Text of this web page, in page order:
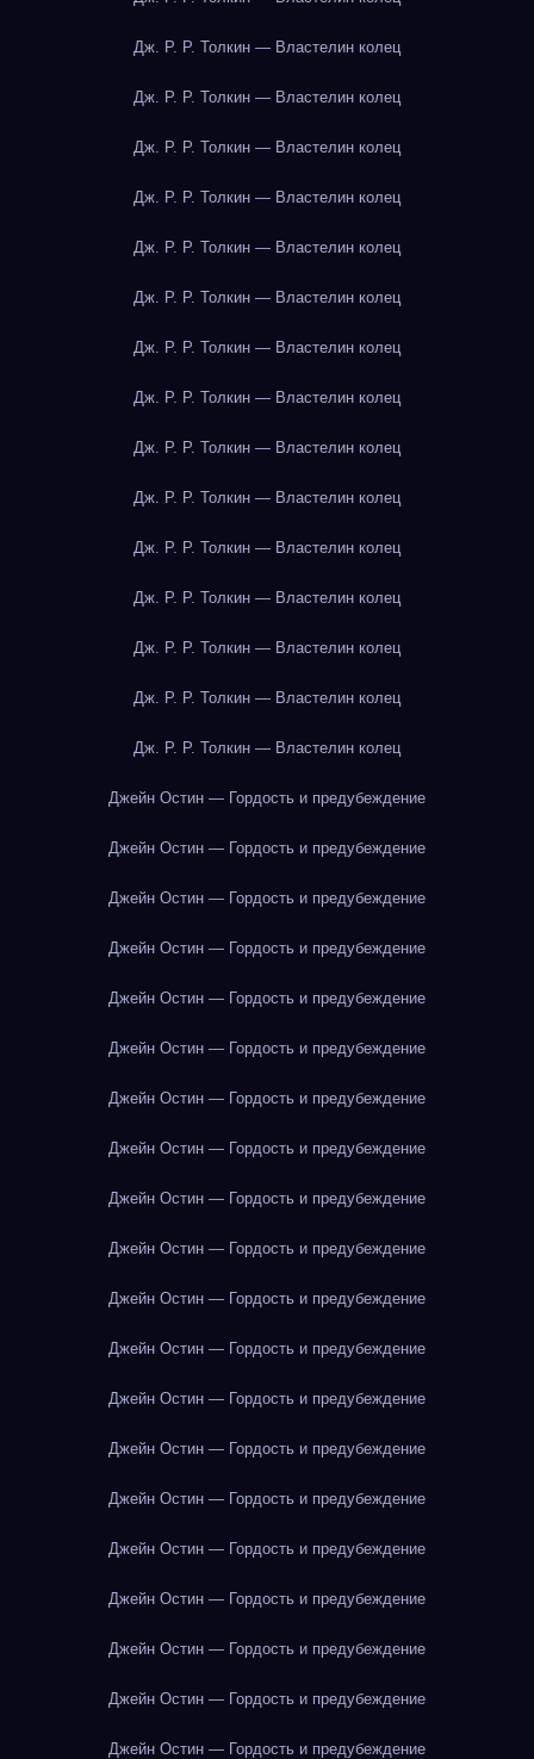
Дж. Р. Р. Толкин — Властелин колец
Дж. Р. Р. Толкин — Властелин колец
Дж. Р. Р. Толкин — Властелин колец
Дж. Р. Р. Толкин — Властелин колец
Дж. Р. Р. Толкин — Властелин колец
Дж. Р. Р. Толкин — Властелин колец
Дж. Р. Р. Толкин — Властелин колец
Дж. Р. Р. Толкин — Властелин колец
Дж. Р. Р. Толкин — Властелин колец
Дж. Р. Р. Толкин — Властелин колец
Дж. Р. Р. Толкин — Властелин колец
Дж. Р. Р. Толкин — Властелин колец
Дж. Р. Р. Толкин — Властелин колец
Дж. Р. Р. Толкин — Властелин колец
Дж. Р. Р. Толкин — Властелин колец
Джейн Остин — Гордость и предубеждение
Джейн Остин — Гордость и предубеждение
Джейн Остин — Гордость и предубеждение
Джейн Остин — Гордость и предубеждение
Джейн Остин — Гордость и предубеждение
Джейн Остин — Гордость и предубеждение
Джейн Остин — Гордость и предубеждение
Джейн Остин — Гордость и предубеждение
Джейн Остин — Гордость и предубеждение
Джейн Остин — Гордость и предубеждение
Джейн Остин — Гордость и предубеждение
Джейн Остин — Гордость и предубеждение
Джейн Остин — Гордость и предубеждение
Джейн Остин — Гордость и предубеждение
Джейн Остин — Гордость и предубеждение
Джейн Остин — Гордость и предубеждение
Джейн Остин — Гордость и предубеждение
Джейн Остин — Гордость и предубеждение
Джейн Остин — Гордость и предубеждение
Джейн Остин — Гордость и предубеждение